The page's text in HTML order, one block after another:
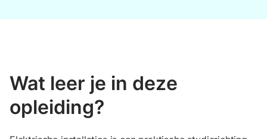
Wat leer je in deze
opleiding?